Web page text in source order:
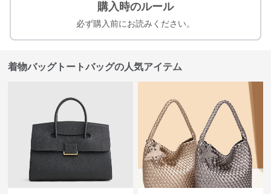
購入時のルール
必ず購入前にお読みください。
着物バッグトートバッグの人気アイテム